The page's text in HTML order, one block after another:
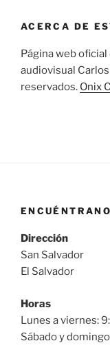
ACERCA DE
Página web
audiovisual
reservados. Onix
Dirección
San Salvador
El Salvador
Horas
Lunes a viernes:
Sábado y